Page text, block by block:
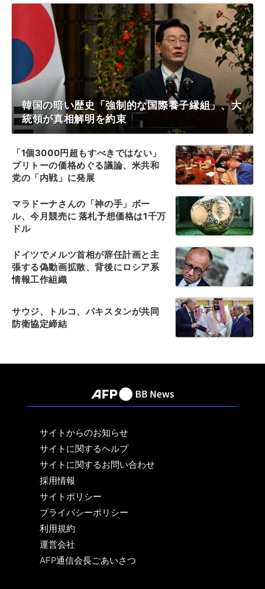
韓国の暗い歴史「強制的な国際養子縁組」、大
統領が真相解明を約束
「1個3000円超もすべきではない」
ブリトーの価格めぐる議論、米共和
党の「内戦」に発展
マラドーナさんの「神の手」ボー
ル、今月競売に 落札予想価格は1千万
ドル
ドイツでメルツ首相が辞任計画と主
張する偽動画拡散、背後にロシア系
情報工作組織
サウジ、トルコ、パキスタンが共同
防衛協定締結
サイトからのお知らせ
サイトに関するヘルプ
サイトに関するお問い合わせ
採用情報
サイトポリシー
プライバシーポリシー
利用規約
運営会社
AFP通信会長ごあいさつ